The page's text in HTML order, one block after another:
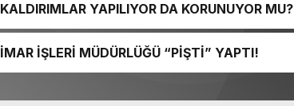
KALDIRIMLAR YAPILIYOR DA KORUNUYOR MU?
İMAR İŞLERİ MÜDÜRLÜĞÜ “PİŞTİ” YAPTI!